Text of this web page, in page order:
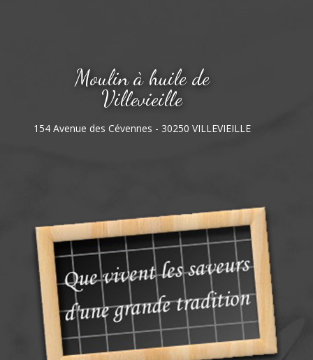
Moulin à huile de
Villevieille
154 Avenue des Cévennes - 30250 VILLEVIEILLE